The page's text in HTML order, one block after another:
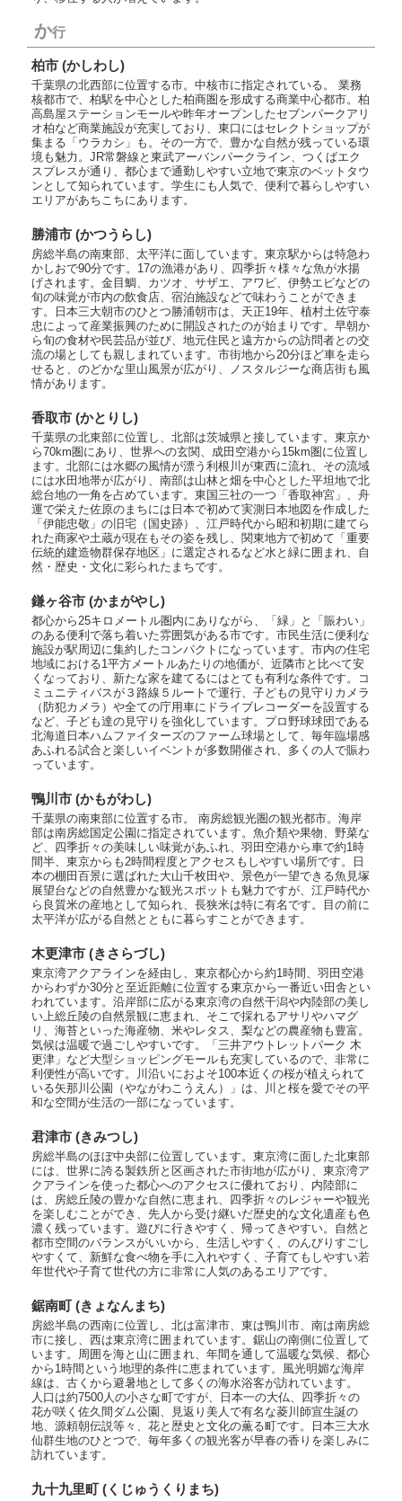
か行
柏市 (かしわし)
千葉県の北西部に位置する市。中核市に指定されている。 業務
核都市で、柏駅を中心とした柏商圏を形成する商業中心都市。柏
高島屋ステーションモールや昨年オープンしたセブンパークアリ
オ柏など商業施設が充実しており、東口にはセレクトショップが
集まる「ウラカシ」も。その一方で、豊かな自然が残っている環
境も魅力。JR常磐線と東武アーバンパークライン、つくばエク
スプレスが通り、都心まで通勤しやすい立地で東京のベットタウ
ンとして知られています。学生にも人気で、便利で暮らしやすい
エリアがあちこちにあります。
勝浦市 (かつうらし)
房総半島の南東部、太平洋に面しています。東京駅からは特急わ
かしおで90分です。17の漁港があり、四季折々様々な魚が水揚
げされます。金目鯛、カツオ、サザエ、アワビ、伊勢エビなどの
旬の味覚が市内の飲食店、宿泊施設などで味わうことができま
す。日本三大朝市のひとつ勝浦朝市は、天正19年、植村土佐守泰
忠によって産業振興のために開設されたのが始まりです。早朝か
ら旬の食材や民芸品が並び、地元住民と遠方からの訪問者との交
流の場としても親しまれています。市街地から20分ほど車を走ら
せると、のどかな里山風景が広がり、ノスタルジーな商店街も風
情があります。
香取市 (かとりし)
千葉県の北東部に位置し、北部は茨城県と接しています。東京か
ら70km圏にあり、世界への玄関、成田空港から15km圏に位置し
ます。北部には水郷の風情が漂う利根川が東西に流れ、その流域
には水田地帯が広がり、南部は山林と畑を中心とした平坦地で北
総台地の一角を占めています。東国三社の一つ「香取神宮」、舟
運で栄えた佐原のまちには日本で初めて実測日本地図を作成した
「伊能忠敬」の旧宅（国史跡）、江戸時代から昭和初期に建てら
れた商家や土蔵が現在もその姿を残し、関東地方で初めて「重要
伝統的建造物群保存地区」に選定されるなど水と緑に囲まれ、自
然・歴史・文化に彩られたまちです。
鎌ヶ谷市 (かまがやし)
都心から25キロメートル圏内にありながら、「緑」と「賑わい」
のある便利で落ち着いた雰囲気がある市です。市民生活に便利な
施設が駅周辺に集約したコンパクトになっています。市内の住宅
地域における1平方メートルあたりの地価が、近隣市と比べて安
くなっており、新たな家を建てるにはとても有利な条件です。コ
ミュニティバスが３路線５ルートで運行、子どもの見守りカメラ
（防犯カメラ）や全ての庁用車にドライブレコーダーを設置する
など、子ども達の見守りを強化しています。プロ野球球団である
北海道日本ハムファイターズのファーム球場として、毎年臨場感
あふれる試合と楽しいイベントが多数開催され、多くの人で賑わ
っています。
鴨川市 (かもがわし)
千葉県の南東部に位置する市。 南房総観光圏の観光都市。海岸
部は南房総国定公園に指定されています。魚介類や果物、野菜な
ど、四季折々の美味しい味覚があふれ、羽田空港から車で約1時
間半、東京からも2時間程度とアクセスもしやすい場所です。日
本の棚田百景に選ばれた大山千枚田や、景色が一望できる魚見塚
展望台などの自然豊かな観光スポットも魅力ですが、江戸時代か
ら良質米の産地として知られ、長狭米は特に有名です。目の前に
太平洋が広がる自然とともに暮らすことができます。
木更津市 (きさらづし)
東京湾アクアラインを経由し、東京都心から約1時間、羽田空港
からわずか30分と至近距離に位置する東京から一番近い田舎とい
われています。沿岸部に広がる東京湾の自然干潟や内陸部の美し
い上総丘陵の自然景観に恵まれ、そこで採れるアサリやハマグ
リ、海苔といった海産物、米やレタス、梨などの農産物も豊富。
気候は温暖で過ごしやすいです。「三井アウトレットパーク 木
更津」など大型ショッピングモールも充実しているので、非常に
利便性が高いです。川沿いにおよそ100本近くの桜が植えられて
いる矢那川公園（やながわこうえん）」は、川と桜を愛でその平
和な空間が生活の一部になっています。
君津市 (きみつし)
房総半島のほぼ中央部に位置しています。東京湾に面した北東部
には、世界に誇る製鉄所と区画された市街地が広がり、東京湾ア
クアラインを使った都心へのアクセスに優れており、内陸部に
は、房総丘陵の豊かな自然に恵まれ、四季折々のレジャーや観光
を楽しむことができ、先人から受け継いだ歴史的な文化遺産も色
濃く残っています。遊びに行きやすく、帰ってきやすい。自然と
都市空間のバランスがいいから、生活しやすく、のんびりすごし
やすくて、新鮮な食べ物を手に入れやすく、子育てもしやすい若
年世代や子育て世代の方に非常に人気のあるエリアです。
鋸南町 (きょなんまち)
房総半島の西南に位置し、北は富津市、東は鴨川市、南は南房総
市に接し、西は東京湾に囲まれています。鋸山の南側に位置して
います。周囲を海と山に囲まれ、年間を通して温暖な気候、都心
から1時間という地理的条件に恵まれています。風光明媚な海岸
線は、古くから避暑地として多くの海水浴客が訪れています。
人口は約7500人の小さな町ですが、日本一の大仏、四季折々の
花が咲く佐久間ダム公園、見返り美人で有名な菱川師宣生誕の
地、源頼朝伝説等々、花と歴史と文化の薫る町です。日本三大水
仙群生地のひとつで、毎年多くの観光客が早春の香りを楽しみに
訪れています。
九十九里町 (くじゅうくりまち)